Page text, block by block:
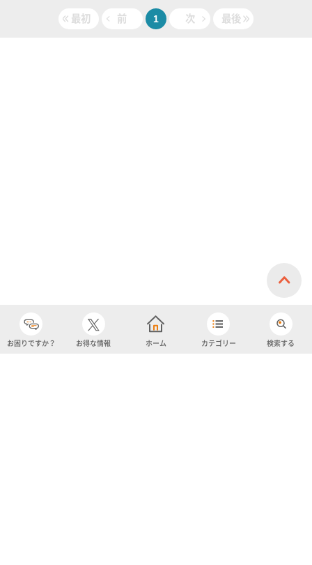
最初 前 1 次 最後
お困りですか？ お得な情報 ホーム カテゴリー 検索する